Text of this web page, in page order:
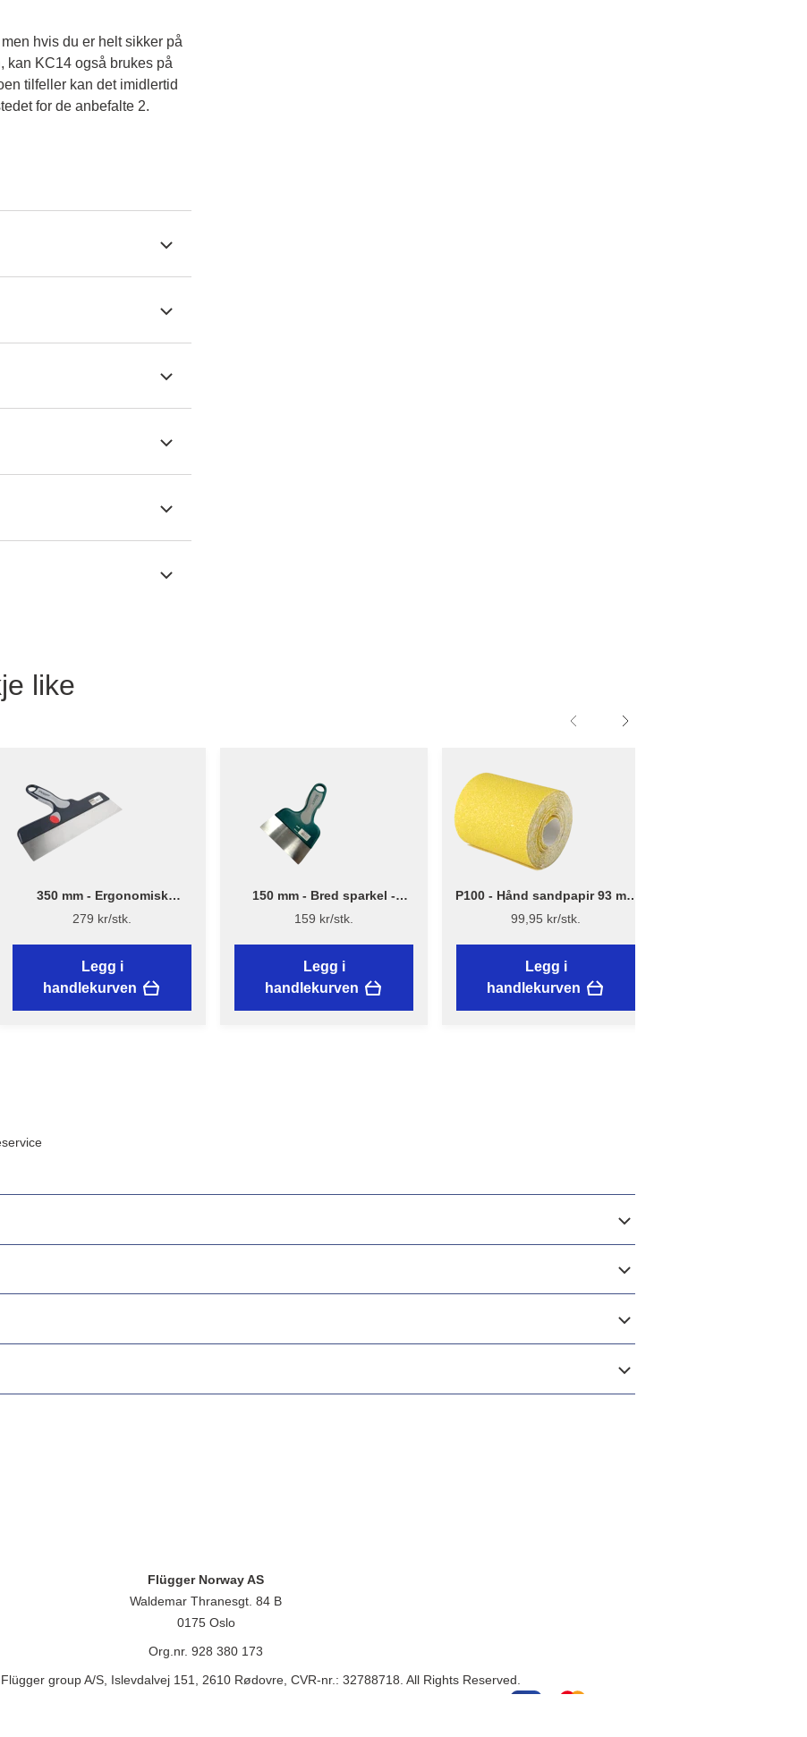
hvis du er helt sikker på
kan KC14 også brukes på
tilfeller kan det imidlertid
for de anbefalte 2.
like
350 mm - Ergonomisk
Bredsparkel - Flügger
279 kr/stk.
Legg i
handlekurven
150 mm - Bred sparkel -
Stiwex
159 kr/stk.
Legg i
handlekurven
P100 - Hånd sandpapir 93 mm
x 5 m
99,95 kr/stk.
Legg i
handlekurven
Flügger Norway AS
Waldemar Thranesgt. 84 B
0175 Oslo
Org.nr. 928 380 173
group A/S, Islevdalvej 151, 2610 Rødovre, CVR-nr.: 32788718. All Rights Reserved.